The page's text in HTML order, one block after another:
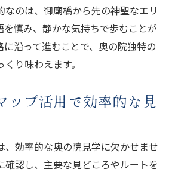
なのは、御廟橋から先の神聖なエリ
を慎み、静かな気持ちで歩むことが
沿って進むことで、奥の院独特の
り味わえます。
ップ活用で効率的な見
、効率的な奥の院見学に欠かせませ
確認し、主要な見どころやルートを